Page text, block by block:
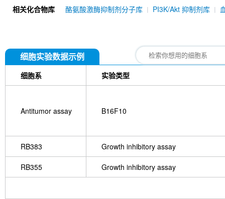
相关化合物库
酪氨酸激酶抑制剂分子库 PI3K/Akt 抑制剂库
细胞实验数据示例
细胞系 实验类型
Antitumor assay B16F10
RB383 Growth inhibitory assay
RB355 Growth inhibitory assay